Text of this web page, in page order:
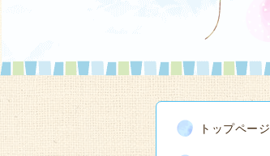
トップページ